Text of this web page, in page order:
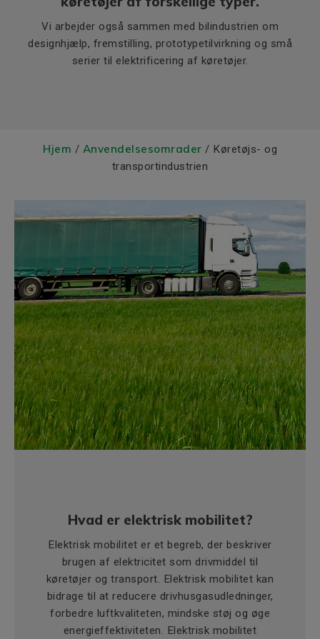
Vi arbejder også sammen med bilindustrien om
designhjælp, fremstilling, prototypetilvirkning og små
serier til elektrificering af køretøjer.
Hjem / Anvendelsesomrader / Køretøjs- og
transportindustrien
Hvad er elektrisk mobilitet?
Elektrisk mobilitet er et begreb, der beskriver
brugen af elektricitet som drivmiddel til
køretøjer og transport. Elektrisk mobilitet kan
bidrage til at reducere drivhusgasudledninger,
forbedre luftkvaliteten, mindske støj og øge
energieffektiviteten. Elektrisk mobilitet